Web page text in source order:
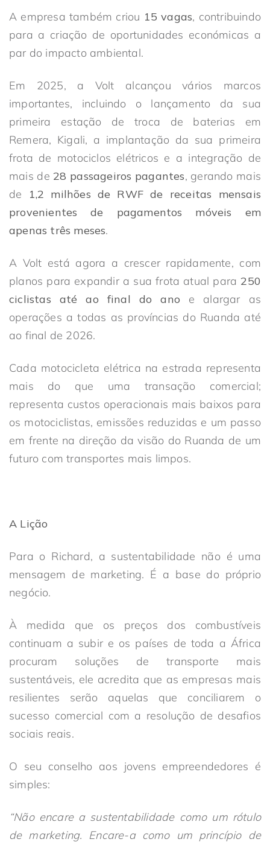
A empresa também criou 15 vagas, contribuindo
para a criação de oportunidades económicas a
par do impacto ambiental.
Em 2025, a Volt alcançou vários marcos
importantes, incluindo o lançamento da sua
primeira estação de troca de baterias em
Remera, Kigali, a implantação da sua primeira
frota de motociclos elétricos e a integração de
mais de 28 passageiros pagantes, gerando mais
de
1,2 milhões de RWF de receitas mensais
provenientes de pagamentos móveis em
apenas três meses.
A Volt está agora a crescer rapidamente, com
planos para expandir a sua frota atual para 250
ciclistas até ao final do ano e alargar as
operações a todas as províncias do Ruanda até
ao final de 2026.
Cada motocicleta elétrica na estrada representa
mais do que uma transação comercial;
representa custos operacionais mais baixos para
os motociclistas, emissões reduzidas e um passo
em frente na direção da visão do Ruanda de um
futuro com transportes mais limpos.
A Lição
Para o Richard, a sustentabilidade não é uma
mensagem de marketing. É a base do próprio
negócio.
À medida que os preços dos combustíveis
continuam a subir e os países de toda a África
procuram soluções de transporte mais
sustentáveis, ele acredita que as empresas mais
resilientes serão aquelas que conciliarem o
sucesso comercial com a resolução de desafios
sociais reais.
O seu conselho aos jovens empreendedores é
simples:
“Não encare a sustentabilidade como um rótulo
de marketing. Encare-a como um princípio de